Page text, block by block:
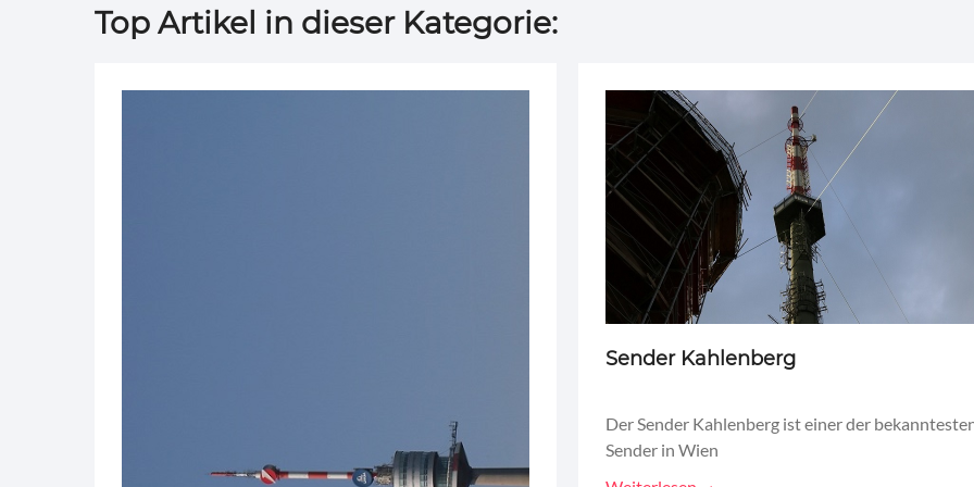
Top Artikel in dieser Kategorie:
Sender Kahlenberg
Der Sender Kahlenberg ist einer der
Sender in Wien